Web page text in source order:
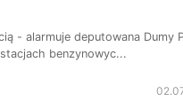
- alarmuje deputowana Dumy
benzynowyc...